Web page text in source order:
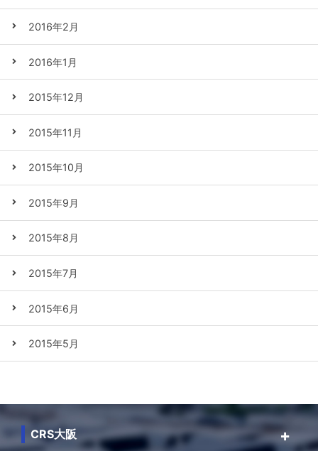
2016年2月
2016年1月
2015年12月
2015年11月
2015年10月
2015年9月
2015年8月
2015年7月
2015年6月
2015年5月
CRS大阪